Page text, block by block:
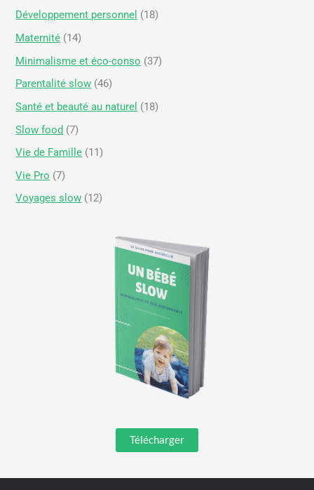
Développement personnel (18)
Maternité (14)
Minimalisme et éco-conso (37)
Parentalité slow (46)
Santé et beauté au naturel (18)
Slow food (7)
Vie de Famille (11)
Vie Pro (7)
Voyages slow (12)
Télécharger